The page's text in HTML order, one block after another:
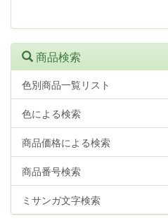
商品検索
色別商品一覧リスト
色による検索
商品価格による検索
商品番号検索
ミサンガ文字検索